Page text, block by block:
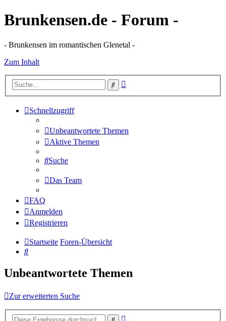
Brunkensen.de - Forum -
- Brunkensen im romantischen Glenetal -
Zum Inhalt
Suche
Schnellzugriff
Unbeantwortete Themen
Aktive Themen
Suche
Das Team
FAQ
Anmelden
Registrieren
Startseite Foren-Übersicht
Suche
Unbeantwortete Themen
Zur erweiterten Suche
Suche